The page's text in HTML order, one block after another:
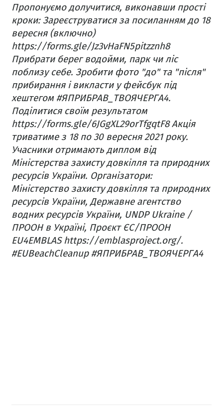
Пропонуємо долучитися, виконавши прості
кроки:Зареєструватися за посиланням до 18
вересня (включно)
https://forms.gle/Jz3vHaFN5pitzznh8
Прибрати берег водойми, парк чи ліс
поблизу себе. Зробити фото "до" та "після"
прибирання і викласти у фейсбук під
хештегом #ЯПРИБРАВ_ТВОЯЧЕРГА4.
Поділитися своїм результатом
https://forms.gle/6JGgXL29orTfgqtF8Акція
триватиме з 18 по 30 вересня 2021 року.
Учасники отримають диплом від
Міністерства захисту довкілля та природних
ресурсів України. Організатори:
Міністерство захисту довкілля та природних
ресурсів України, Державне агентство
водних ресурсів України, UNDP Ukraine /
ПРООН в Україні, Проєкт ЄС/ПРООН
EU4EMBLAS https://emblasproject.org/.
#EUBeachCleanup #ЯПРИБРАВ_ТВОЯЧЕРГА4